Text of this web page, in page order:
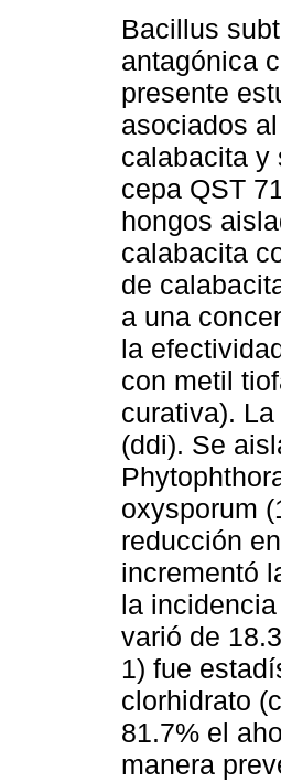
Bacillus
antagónica
presente
asociados
calabacita y
cepa QST
hongos
calabacita
de
a una
la
con metil
curativa).
(ddi). Se
oxysporum
reducción
incrementó
la
varió de
1) fue
clorhidrato
81.7% el
manera